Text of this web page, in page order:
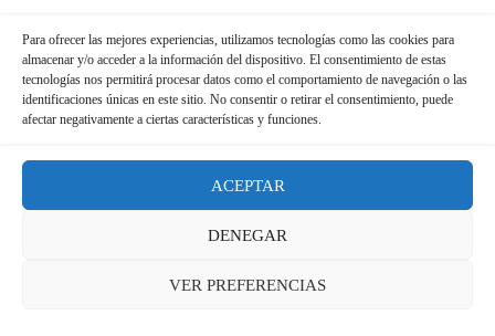
Para ofrecer las mejores experiencias, utilizamos tecnologías como las cookies para
almacenar y/o acceder a la información del dispositivo. El consentimiento de estas
tecnologías nos permitirá procesar datos como el comportamiento de navegación o las
identificaciones únicas en este sitio. No consentir o retirar el consentimiento, puede
afectar negativamente a ciertas características y funciones.
ACEPTAR
DENEGAR
VER PREFERENCIAS
Política de Cookies